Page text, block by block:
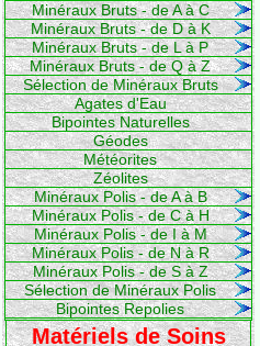
Minéraux Bruts - de A à C
Minéraux Bruts - de D à K
Minéraux Bruts - de L à P
Minéraux Bruts - de Q à Z
Sélection de Minéraux Bruts
Agates d'Eau
Bipointes Naturelles
Géodes
Météorites
Zéolites
Minéraux Polis - de A à B
Minéraux Polis - de C à H
Minéraux Polis - de I à M
Minéraux Polis - de N à R
Minéraux Polis - de S à Z
Sélection de Minéraux Polis
Bipointes Repolies
Matériels de Soins